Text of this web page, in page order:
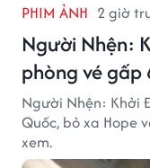
PHIM ẢNH 2 giờ
Người Nhện:
phòng vé gấp
Người Nhện: Khởi
Quốc, bỏ xa Hope
xem.